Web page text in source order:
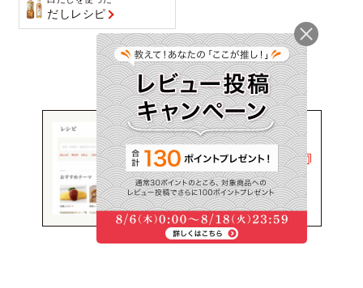
だしレシピ
にんべんコーポレートサ
イトの レシピはこちら
クリックするとにんべんコーポレ
ートサイトに移動します